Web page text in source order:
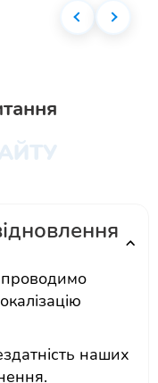
проводимо
наших